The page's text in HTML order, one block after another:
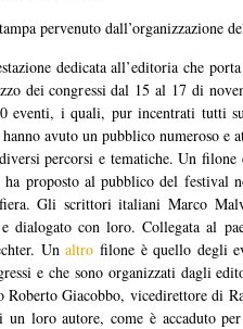
pervenuto dall’organizzazione
dedicata all’editoria che
dei congressi dal 15 al 17 di
eventi, i quali, pur incentrati tutti
avuto un pubblico numeroso e
percorsi e tematiche. Un filone
proposto al pubblico del festival
Gli scrittori italiani Marco
dialogato con loro. Collegata al
Unaltro filone è quello degli
e che sono organizzati dagli
Roberto Giacobbo, vicedirettore di
un loro autore, come è accaduto